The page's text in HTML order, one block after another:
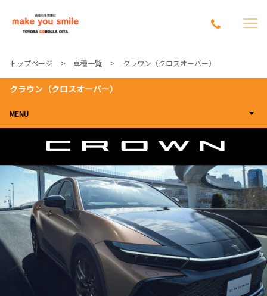
トップページ 車種一覧 クラウン（クロスオーバー）
クラウン（クロスオーバー）
MENU